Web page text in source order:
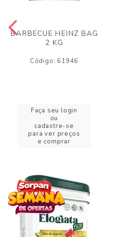
BARBECUE HEINZ BAG
2 KG
Código: 61946
Faça seu login
ou
cadastre-se
para ver preços
e comprar